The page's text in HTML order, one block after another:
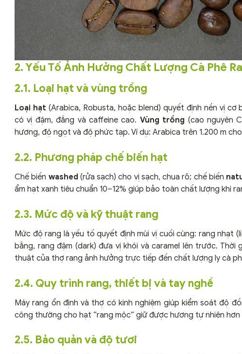
2. Yếu Tố Ảnh Hưởng Chất Lượng Cà Phê
2.1. Loại hạt và vùng trồng
Loại hạt (Arabica, Robusta, hoặc blend) quyết định nền vị
có vị đậm, đắng và caffeine cao. Vùng trồng (cao nguyên
hương, độ ngọt và độ phức tạp. Ví dụ: Arabica trên 1.200 m
2.2. Phương pháp chế biến hạt
Chế biến washed (rửa sạch) cho vị sạch, chua rõ; chế biến
ẩm hạt xanh tiêu chuẩn 10–12% giúp bảo toàn chất lượng khi
2.3. Mức độ và kỹ thuật rang
Mức độ rang là yếu tố quyết định mùi vị cuối cùng: rang nhạt
bằng, rang đậm (dark) đưa vị khói và caramel lên trước. Thời
thuật của thợ rang ảnh hưởng trực tiếp đến chất lượng ly cà
2.4. Quy trình rang, thiết bị và tay nghề
Máy rang ổn định và thợ có kinh nghiệm giúp kiểm soát độ
công thường cho hạt “rang mộc” giữ được hương tự nhiên
2.5. Bảo quản và độ tươi